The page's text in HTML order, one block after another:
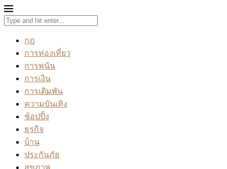
กฎ
การท่องเที่ยว
การพนัน
การเงิน
การเดิมพัน
ความบันเทิง
ช้อปปิ้ง
ธุรกิจ
บ้าน
ประกันภัย
สุขภาพ